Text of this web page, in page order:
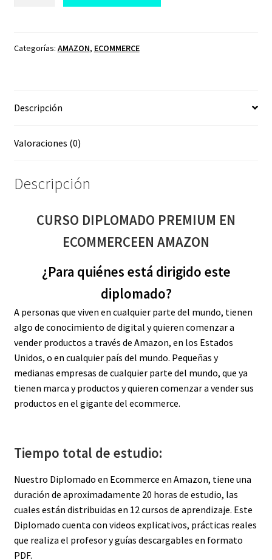
ECOMMERCEEN
Categorías: AMAZON, ECOMMERCE
Descripción
Valoraciones (0)
Descripción
CURSO DIPLOMADO PREMIUM EN
ECOMMERCEEN AMAZON
¿Para quiénes está dirigido este
diplomado?
A personas que viven en cualquier parte del mundo, tienen
algo de conocimiento de digital y quieren comenzar a
vender productos a través de Amazon, en los Estados
Unidos, o en cualquier país del mundo. Pequeñas y
medianas empresas de cualquier parte del mundo, que ya
tienen marca y productos y quieren comenzar a vender sus
productos en el gigante del ecommerce.
Tiempo total de estudio:
Nuestro Diplomado en Ecommerce en Amazon, tiene una
duración de aproximadamente 20 horas de estudio, las
cuales están distribuidas en 12 cursos de aprendizaje. Este
Diplomado cuenta con videos explicativos, prácticas reales
que realiza el profesor y guías descargables en formato
PDF.